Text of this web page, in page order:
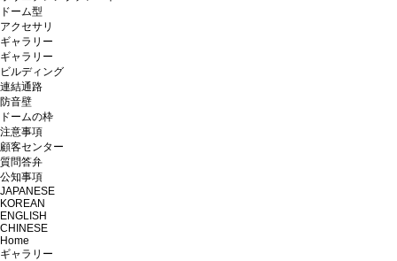
ドーム型
アクセサリ
ギャラリー
ギャラリー
ビルディング
連結通路
防音壁
ドームの枠
注意事項
顧客センター
質問答弁
公知事項
JAPANESE
KOREAN
ENGLISH
CHINESE
Home
ギャラリー